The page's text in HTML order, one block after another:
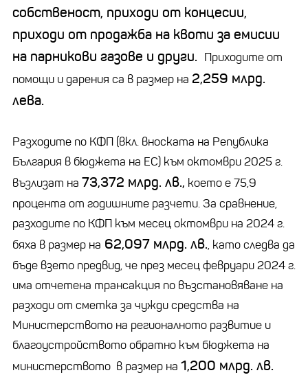
собственост, приходи от концесии,
приходи от продажба на квоти за емисии
на парникови газове и други. Приходите от
помощи и дарения са в размер на 2,259 млрд.
лева.
Разходите по КФП (вкл. вноската на Република
България в бюджета на ЕС) към октомври 2025 г.
възлизат на 73,372 млрд. лв., което е 75,9
процента от годишните разчети. За сравнение,
разходите по КФП към месец октомври на 2024 г.
бяха в размер на 62,097 млрд. лв., като следва да
бъде взето предвид, че през месец февруари 2024 г.
има отчетена трансакция по възстановяване на
разходи от сметка за чужди средства на
Министерството на регионалното развитие и
благоустройството обратно към бюджета на
министерството в размер на 1,200 млрд. лв.